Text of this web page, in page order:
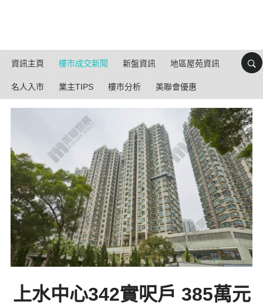
資訊主頁 樓市成交新聞 新盤資訊 地區屋苑資訊
名人入市 業主TIPS 樓市分析 美聯會優惠
上水中心342實呎戶 385萬元